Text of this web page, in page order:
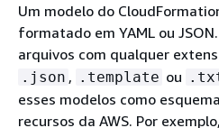
Um modelo do
formatado em YAML ou
arquivos com qualquer
.json , .template ou
esses modelos como
recursos da AWS. Por